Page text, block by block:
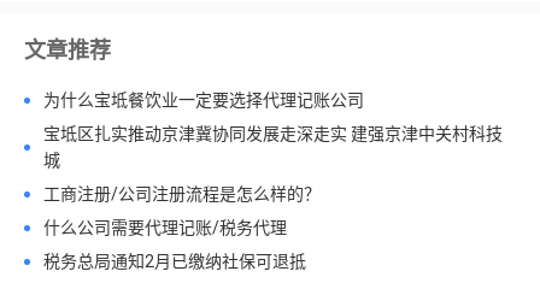
文章推荐
为什么宝坻餐饮业一定要选择代理记账公司
宝坻区扎实推动京津冀协同发展走深走实 建强京津中关村科技
城
工商注册/公司注册流程是怎么样的？
什么公司需要代理记账/税务代理
税务总局通知2月已缴纳社保可退抵